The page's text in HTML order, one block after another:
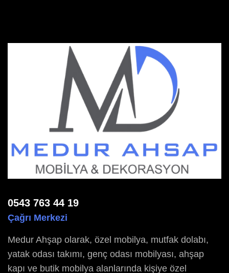
0543 763 44 19
Çağrı Merkezi
Medur Ahşap olarak, özel mobilya, mutfak dolabı,
yatak odası takımı, genç odası mobilyası, ahşap
kapı ve butik mobilya alanlarında kişiye özel